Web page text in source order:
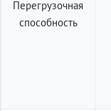
Перегрузочная
способность